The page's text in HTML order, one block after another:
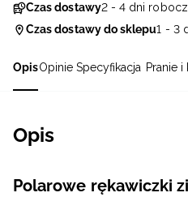
OpisOpinie Specyfikacja Pranie
Opis
Polarowe rękawiczki
Czas dostawy2 - 4 dni
Czas dostawy do sklepu1 - 3